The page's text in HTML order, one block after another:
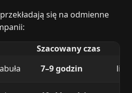
się na odmienne
Szacowany czas
7–9 godzin